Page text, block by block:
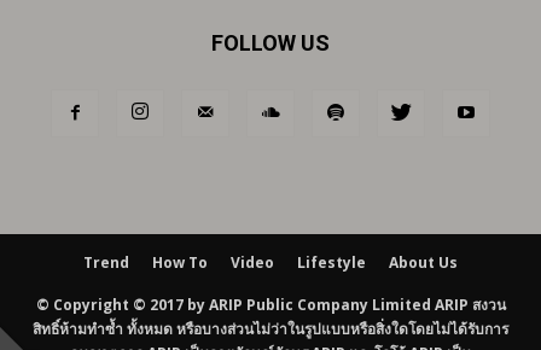
FOLLOW US
Trend How To Video Lifestyle About Us
© Copyright © 2017 by ARIP Public Company Limited ARIP สงวน
สิทธิ์ห้ามทำซ้ำ ทั้งหมด หรือบางส่วนไม่ว่าในรูปแบบหรือสิ่งใดโดยไม่ได้รับการ